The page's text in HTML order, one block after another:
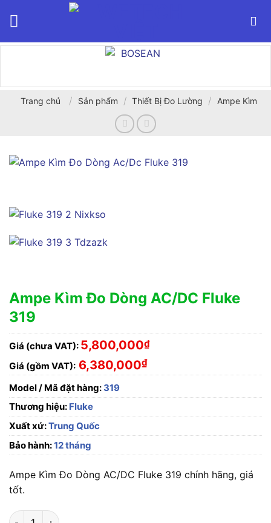
Trang chủ / Sản phẩm / Thiết Bị Đo Lường / Ampe Kìm
Ampe Kìm Đo Dòng AC/DC Fluke
319
Giá (chưa VAT): 5,800,000₫
Giá (gồm VAT): 6,380,000₫
Model / Mã đặt hàng: 319
Thương hiệu: Fluke
Xuất xứ:Trung Quốc
Bảo hành:12 tháng
Ampe Kìm Đo Dòng AC/DC Fluke 319 chính hãng, giá
tốt.
Ampe Kìm Đo Dòng AC/DC Fluke 319 số lượng